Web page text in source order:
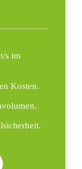
s im
Kosten.